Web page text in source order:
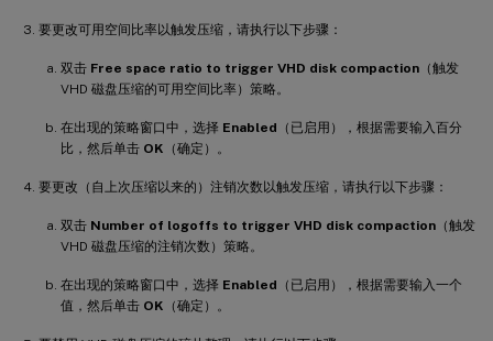
要更改可用空间比率以触发压缩，请执行以下步骤：
双击 Free space ratio to trigger VHD disk compaction （触发
VHD 磁盘压缩的可用空间比率）策略。
在出现的策略窗口中，选择 Enabled （已启用），根据需要输入百分
比，然后单击 OK （确定）。
要更改（自上次压缩以来的）注销次数以触发压缩，请执行以下步骤：
双击 Number of logoffs to trigger VHD disk compaction （触发
VHD 磁盘压缩的注销次数）策略。
在出现的策略窗口中，选择 Enabled （已启用），根据需要输入一个
值，然后单击 OK （确定）。